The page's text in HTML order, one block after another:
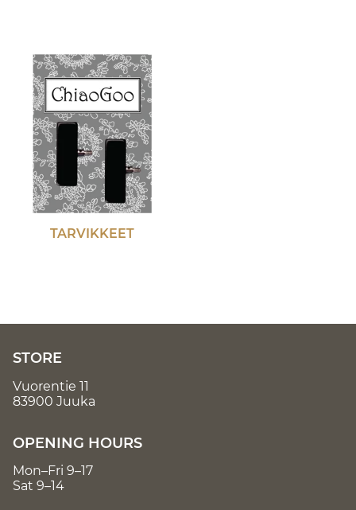
TARVIKKEET
STORE
Vuorentie 11
83900 Juuka
OPENING HOURS
Mon–Fri 9–17
Sat 9–14